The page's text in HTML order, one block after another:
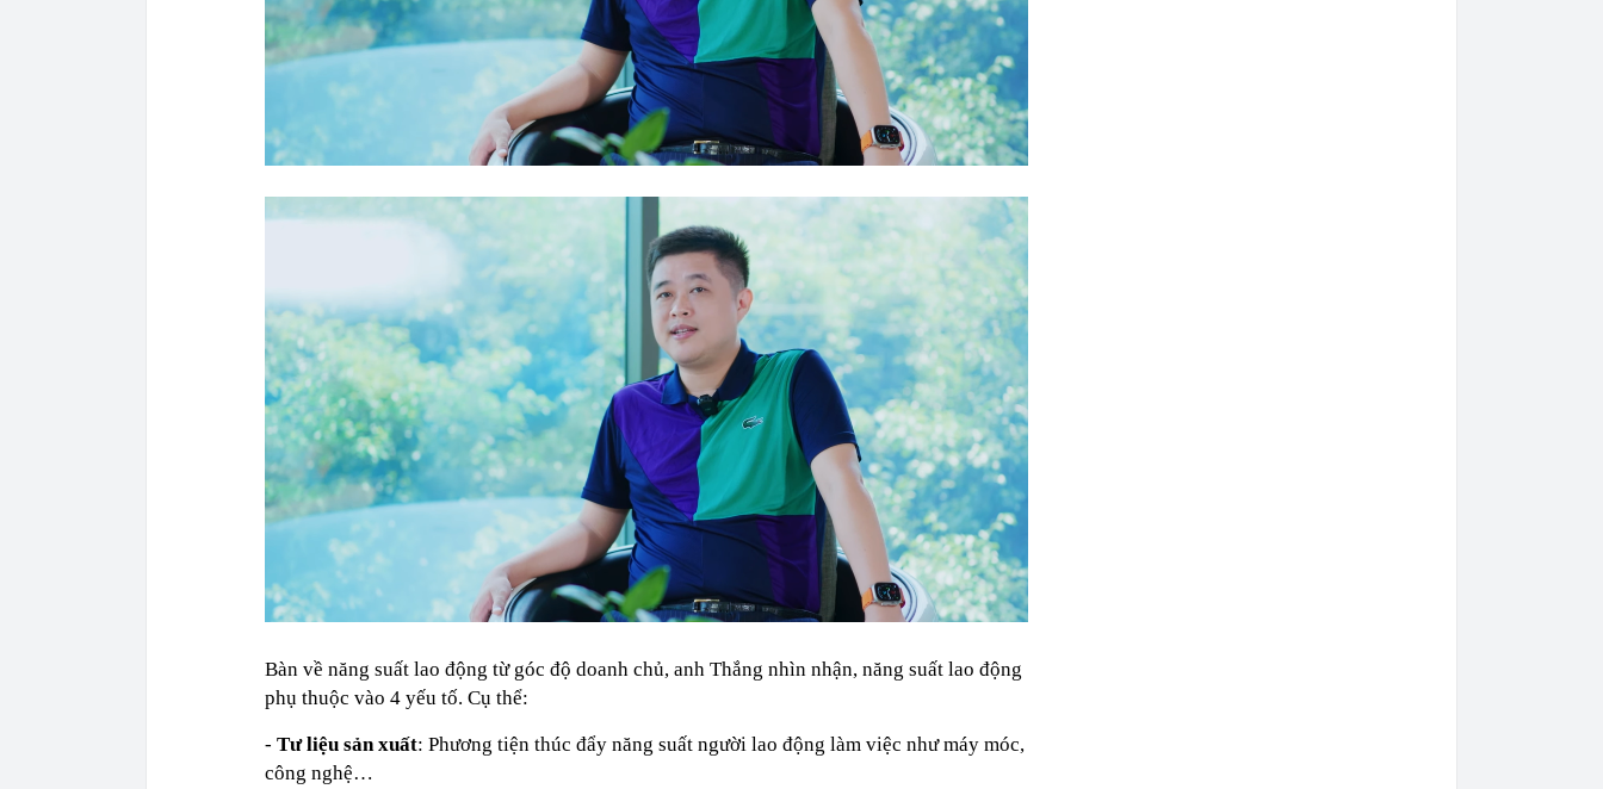
Bàn về năng suất lao động từ góc độ doanh chủ, anh Thắng nhìn nhận, năng suất lao động
phụ thuộc vào 4 yếu tố. Cụ thể:
- Tư liệu sản xuất: Phương tiện thúc đẩy năng suất người lao động làm việc như máy móc,
công nghệ…